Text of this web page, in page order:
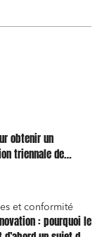
obtenir un
triennale de
et conformité
: pourquoi le
sociale et